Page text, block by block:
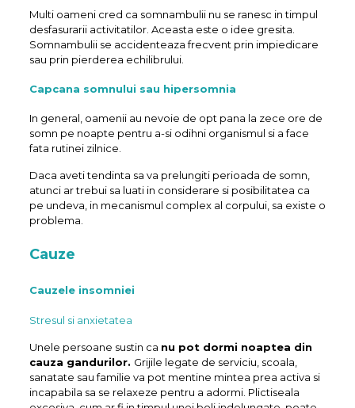
Multi oameni cred ca somnambulii nu se ranesc in timpul
desfasurarii activitatilor. Aceasta este o idee gresita.
Somnambulii se accidenteaza frecvent prin impiedicare
sau prin pierderea echilibrului.
Capcana somnului sau hipersomnia
In general, oamenii au nevoie de opt pana la zece ore de
somn pe noapte pentru a-si odihni organismul si a face
fata rutinei zilnice.
Daca aveti tendinta sa va prelungiti perioada de somn,
atunci ar trebui sa luati in considerare si posibilitatea ca
pe undeva, in mecanismul complex al corpului, sa existe o
problema.
Cauze
Cauzele insomniei
Stresul si anxietatea
Unele persoane sustin ca nu pot dormi noaptea din
cauza gandurilor. Grijile legate de serviciu, scoala,
sanatate sau familie va pot mentine mintea prea activa si
incapabila sa se relaxeze pentru a adormi. Plictiseala